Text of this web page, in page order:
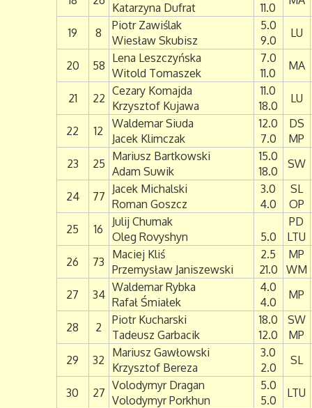
Katarzyna Dufrat
11.0
19 8
Piotr Zawiślak
Wiesław Skubisz
5.0
9.0
LU
20 58
Lena Leszczyńska
Witold Tomaszek
7.0
11.0
MA
21 22
Cezary Komajda
Krzysztof Kujawa
11.0
18.0
LU
22 12
Waldemar Siuda
Jacek Klimczak
12.0
7.0
DS
MP
23
25
Mariusz Bartkowski
Adam Suwik
15.0
18.0
SW
24 77
Jacek Michalski
Roman Goszcz
3.0
4.0
SL
OP
25
16
Julij Chumak
Oleg Rovyshyn
5.0
PD
LTU
26
73
Maciej Kliś
Przemysław Janiszewski
2.5
21.0
MP
WM
27
34
Waldemar Rybka
Rafał Śmiałek
4.0
4.0
MP
28 2
Piotr Kucharski
Tadeusz Garbacik
18.0
12.0
SW
MP
29
32
Mariusz Gawłowski
Krzysztof Bereza
3.0
2.0
SL
30 27
Volodymyr Dragan
Volodymyr Porkhun
5.0
5.0
LTU